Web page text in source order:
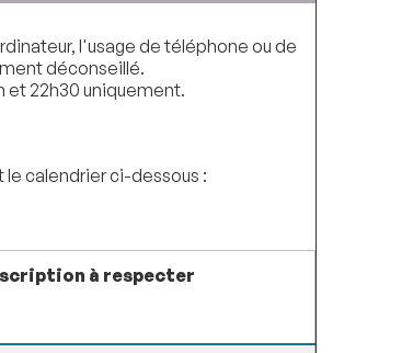
l'usage de téléphone ou de
déconseillé.
et 22h30 uniquement.
calendrier ci-dessous :
à respecter